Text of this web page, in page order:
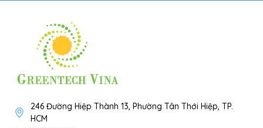
246 Đường Hiệp Thành 13, Phường Tân Thới Hiệp, TP.
HCM